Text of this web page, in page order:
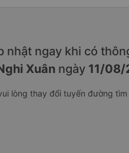
nhật ngay khi có
Xuân ngày 11/
lòng thay đổi tuyến đường tìm